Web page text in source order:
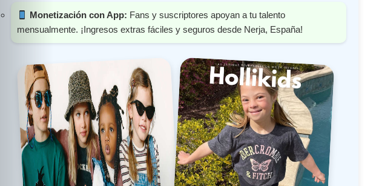
Contacto
Monetización con App: Fans y suscriptores apoyan a tu talento
mensualmente. ¡Ingresos extras fáciles y seguros desde Nerja, España!